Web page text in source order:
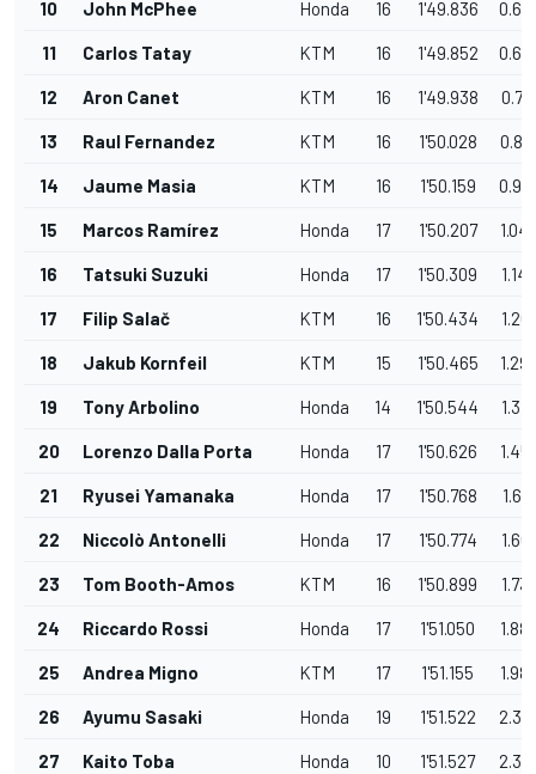
10 John McPhee Honda 16 1'49.836
11 Carlos Tatay KTM 16 1'49.852
12 Aron Canet KTM 16 1'49.938 0.771
13 Raul Fernandez KTM 16 1'50.028
14 Jaume Masia KTM 16 1'50.159
15 Marcos Ramírez Honda 17 1'50.207
16 Tatsuki Suzuki Honda 17 1'50.309 1.142
17 Filip Salač KTM 16 1'50.434
18 Jakub Kornfeil KTM 15 1'50.465
19 Tony Arbolino Honda 14 1'50.544 1.377
20 Lorenzo Dalla Porta Honda 17 1'50.626
21 Ryusei Yamanaka Honda 17 1'50.768 1.601
22 Niccolò Antonelli Honda 17 1'50.774
23 Tom Booth-Amos KTM 16 1'50.899
24 Riccardo Rossi Honda 17 1'51.050
25 Andrea Migno KTM 17 1'51.155
26 Ayumu Sasaki Honda 19 1'51.522
27 Kaito Toba Honda 10 1'51.527